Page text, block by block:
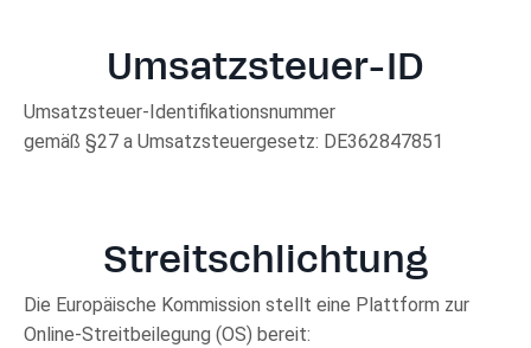
Umsatzsteuer-ID
Umsatzsteuer-Identifikationsnummer
gemäß §27 a Umsatzsteuergesetz: DE362847851
Streitschlichtung
Die Europäische Kommission stellt eine Plattform zur
Online-Streitbeilegung (OS) bereit: